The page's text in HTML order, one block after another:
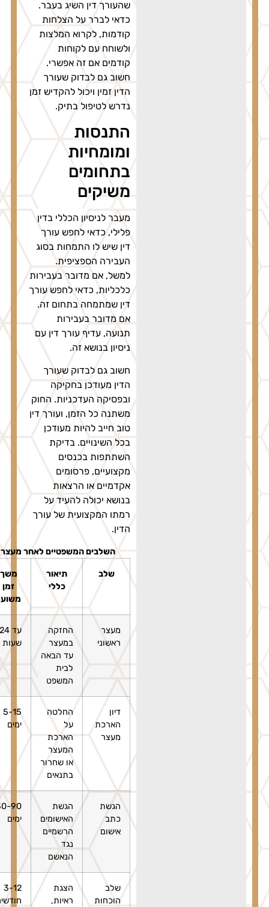
שהעורך דין השיג בעבר.
כדאי לברר על הצלחות
קודמות, לקרוא המלצות
ולשוחח עם לקוחות
קודמים אם זה אפשרי.
חשוב גם לבדוק שעורך
הדין זמין ויכול להקדיש זמן
נדרש לטיפול בתיק.
התנסות
ומומחיות
בתחומים
משיקים
מעבר לניסיון הכללי בדין
פלילי, כדאי לחפש עורך
דין שיש לו התמחות בסוג
העבירה הספציפית.
למשל, אם מדובר בעבירות
כלכליות, כדאי לחפש עורך
דין שמתמחה בתחום זה.
אם מדובר בעבירות
תנועה, עדיף עורך דין עם
ניסיון בנושא זה.
חשוב גם לבדוק שעורך
הדין מעודכן בחקיקה
ובפסיקה העדכניות. החוק
משתנה כל הזמן, ועורך דין
טוב חייב להיות מעודכן
בכל השינויים. בדיקת
השתתפות בכנסים
מקצועיים, פרסומים
אקדמיים או הרצאות
בנושא יכולה להעיד על
רמתו המקצועית של עורך
הדין.
השלבים המשפטיים לאחר מעצר
שלב
תיאור
כללי
משך
משוער
מעצר
ראשוני
החזקה
במעצר
עד הבאה
לבית
המשפט
עד 24
שעות
דיון
הארכת
מעצר
החלטה
הארכת
המעצר
או שחרור
בתנאים
5-15
ימים
הגשת
כתב
אישום
הגשת
האישומים
הרשמיים
הנאשם
30-90
ימים
שלב
הוכחות
הצגת
ראיות,
3-12
חודשים